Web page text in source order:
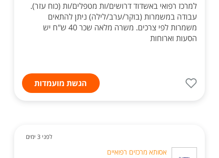
למרכז רפואי באשדוד דרושים/ות מטפלים/ות (כוח עזר).
עבודה במשמרות (בוקר/ערב/לילה) ניתן להתאים
משמרות לפי צרכים. משרה מלאה שכר 40 ש"ח יש
הסעות וארוחות
הגשת מועמדות
לפני 3 ימים
אסותא מרכזים רפואיים